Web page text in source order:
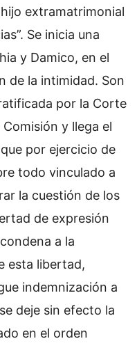
extramatrimonial
Se inicia una
y Damico, en el
de la intimidad. Son
por la Corte
y llega el
por ejercicio de
todo vinculado a
la cuestión de los
de expresión
a la
esta libertad,
indemnización a
deje sin efecto la
en el orden